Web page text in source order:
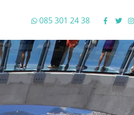
085 301 24 38